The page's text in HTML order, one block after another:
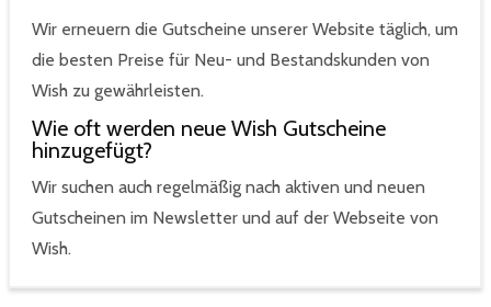
Wir erneuern die Gutscheine unserer Website täglich, um
die besten Preise für Neu- und Bestandskunden von
Wish zu gewährleisten.
Wie oft werden neue Wish Gutscheine
hinzugefügt?
Wir suchen auch regelmäßig nach aktiven und neuen
Gutscheinen im Newsletter und auf der Webseite von
Wish.